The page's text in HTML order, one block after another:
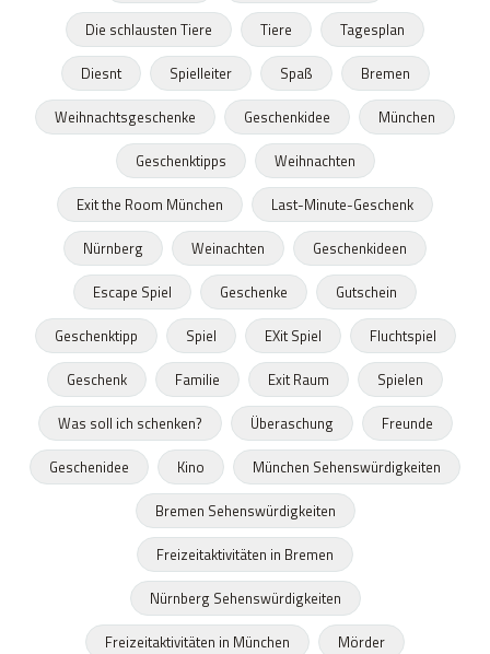
Die schlausten Tiere
Tiere
Tagesplan
Diesnt
Spielleiter Spaß
Bremen
Weihnachtsgeschenke
Geschenkidee
München
Geschenktipps
Weihnachten
Exit the Room München
Last-Minute-Geschenk
Nürnberg
Weinachten
Geschenkideen
Escape Spiel
Geschenke
Gutschein
Geschenktipp
Spiel EXit Spiel
Fluchtspiel
Geschenk
Familie Exit Raum
Spielen
Was soll ich schenken?
Überaschung
Freunde
Geschenidee
Kino
München Sehenswürdigkeiten
Bremen Sehenswürdigkeiten
Freizeitaktivitäten in Bremen
Nürnberg Sehenswürdigkeiten
Freizeitaktivitäten in München
Mörder